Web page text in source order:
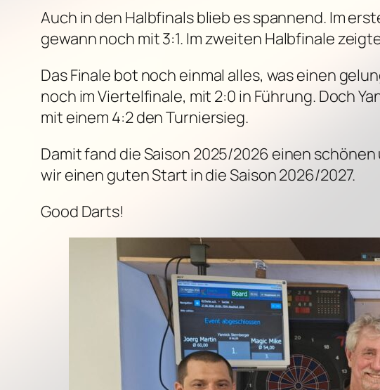
Auch in den Halbfinals blieb es spannend. Im
gewann noch mit 3:1. Im zweiten Halbfinale
Das Finale bot noch einmal alles, was einen
noch im Viertelfinale, mit 2:0 in Führung. Doch
mit einem 4:2 den Turniersieg.
Damit fand die Saison 2025/2026 einen
wir einen guten Start in die Saison 2026/2027.
Good Darts!